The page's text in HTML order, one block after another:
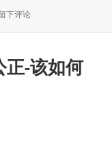
《做次有钱人》
下评论
正-该如何